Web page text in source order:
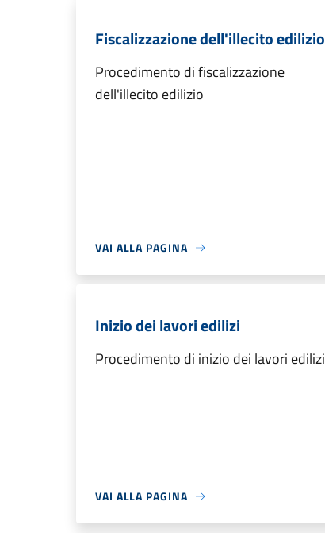
Fiscalizzazione dell'illecito edilizio
Procedimento di fiscalizzazione
dell'illecito edilizio
VAI ALLA PAGINA
Inizio dei lavori edilizi
Procedimento di inizio dei lavori edilizi
VAI ALLA PAGINA